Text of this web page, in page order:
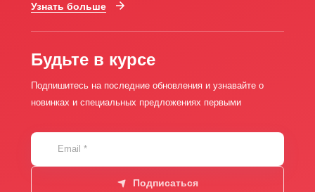
Узнать больше
Будьте в курсе
Подпишитесь на последние обновления и узнавайте о
новинках и специальных предложениях первыми
Email *
Подписаться